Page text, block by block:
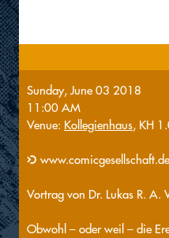
Sunday, June 03 2018
11:00 AM
Venue: Kollegienhaus, KH
www.comicgesellschaft.de
Vortrag von Dr. Lukas R. A.
Obwohl – oder weil – die